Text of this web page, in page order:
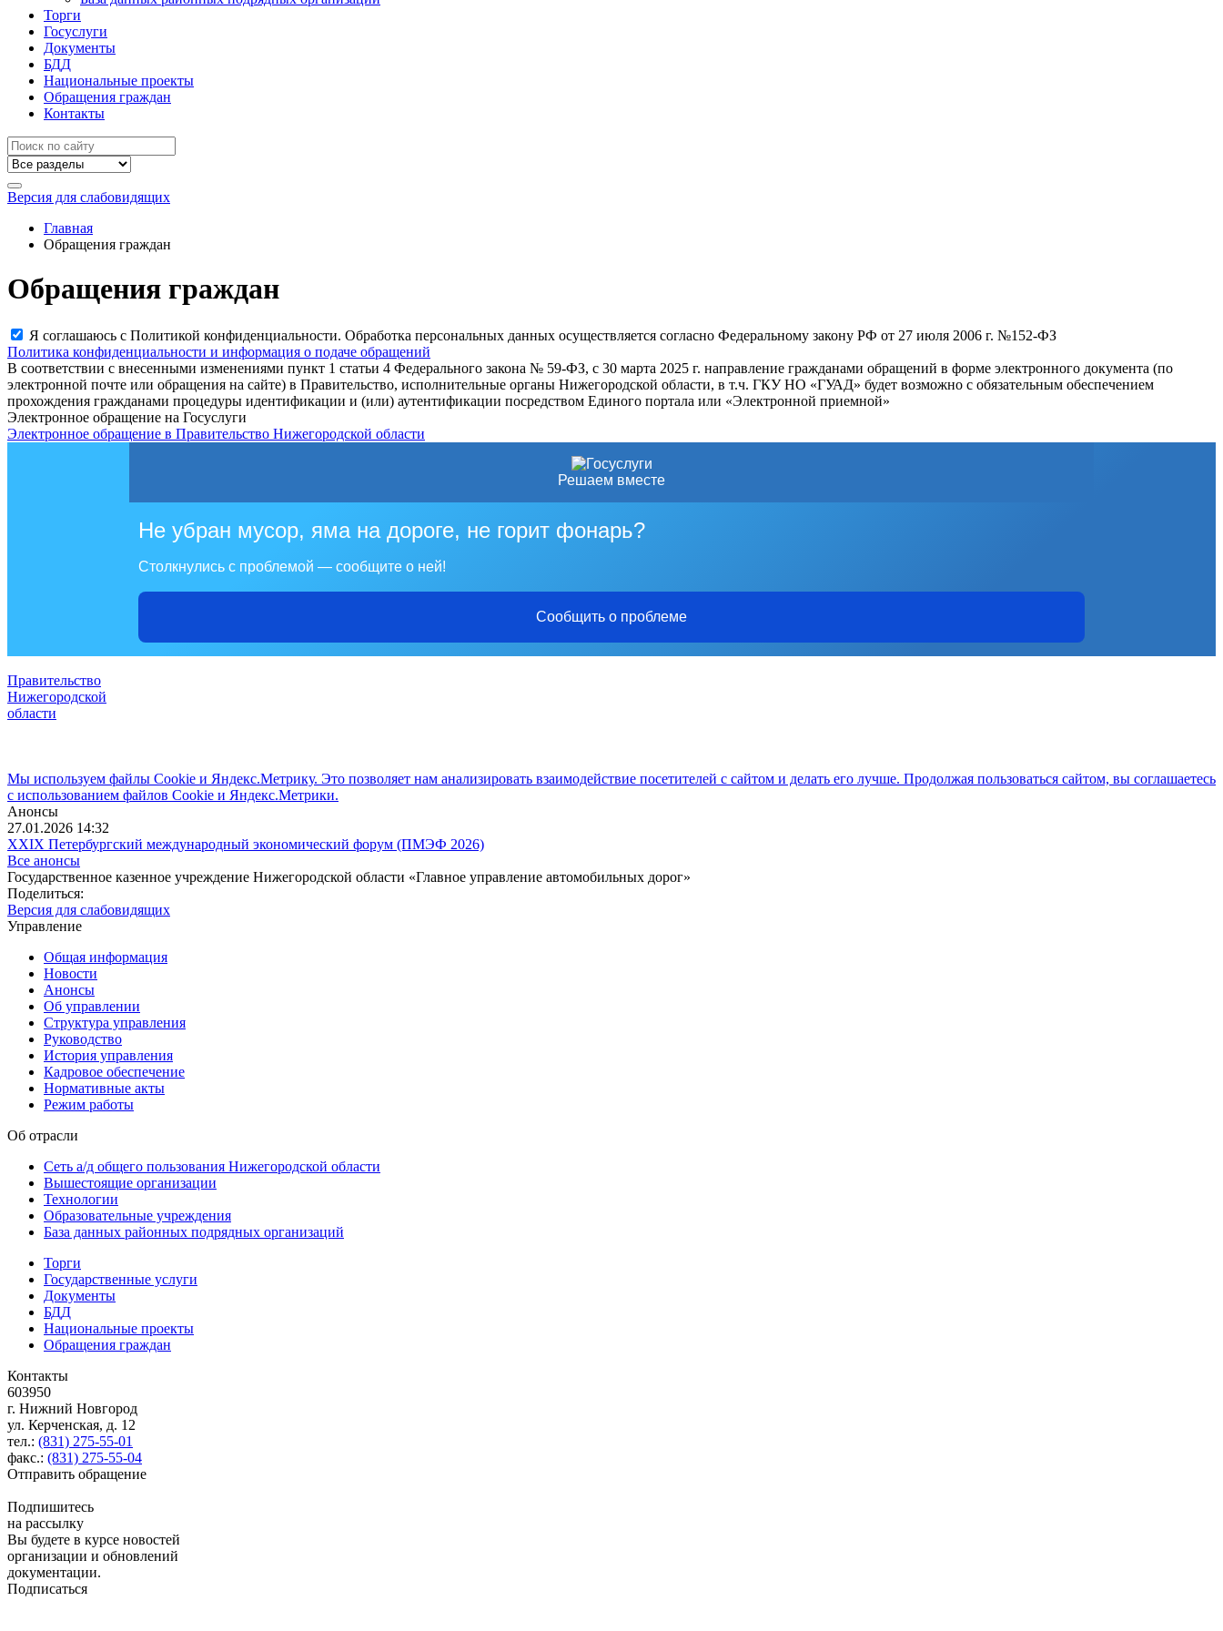
Торги
Госуслуги
Документы
БДД
Национальные проекты
Обращения граждан
Контакты
Версия для слабовидящих
Главная
Обращения граждан
Обращения граждан
Я соглашаюсь с Политикой конфиденциальности. Обработка персональных данных осуществляется согласно Федеральному закону РФ от 27 июля 2006 г. №152-ФЗ
Политика конфиденциальности и информация о подаче обращений
В соответствии с внесенными изменениями пункт 1 статьи 4 Федерального закона № 59-ФЗ, с 30 марта 2025 г. направление гражданами обращений в форме электронного документа (по
электронной почте или обращения на сайте) в Правительство, исполнительные органы Нижегородской области, в т.ч. ГКУ НО «ГУАД» будет возможно с обязательным обеспечением
прохождения гражданами процедуры идентификации и (или) аутентификации посредством Единого портала или «Электронной приемной»
Электронное обращение на Госуслуги
Электронное обращение в Правительство Нижегородской области
Решаем вместе
Не убран мусор, яма на дороге, не горит фонарь?
Столкнулись с проблемой — сообщите о ней!
Сообщить о проблеме
Правительство
Нижегородской
области
Мы используем файлы Cookie и Яндекс.Метрику. Это позволяет нам анализировать взаимодействие посетителей с сайтом и делать его лучше. Продолжая пользоваться сайтом, вы соглашаетесь
с использованием файлов Cookie и Яндекс.Метрики.
Анонсы
27.01.2026 14:32
XXIX Петербургский международный экономический форум (ПМЭФ 2026)
Все анонсы
Государственное казенное учреждение Нижегородской области «Главное управление автомобильных дорог»
Поделиться:
Версия для слабовидящих
Управление
Общая информация
Новости
Анонсы
Об управлении
Структура управления
Руководство
История управления
Кадровое обеспечение
Нормативные акты
Режим работы
Об отрасли
Сеть а/д общего пользования Нижегородской области
Вышестоящие организации
Технологии
Образовательные учреждения
База данных районных подрядных организаций
Торги
Государственные услуги
Документы
БДД
Национальные проекты
Обращения граждан
Контакты
603950
г. Нижний Новгород
ул. Керченская, д. 12
тел.: (831) 275-55-01
факс.: (831) 275-55-04
Отправить обращение
Подпишитесь
на рассылку
Вы будете в курсе новостей
организации и обновлений
документации.
Подписаться